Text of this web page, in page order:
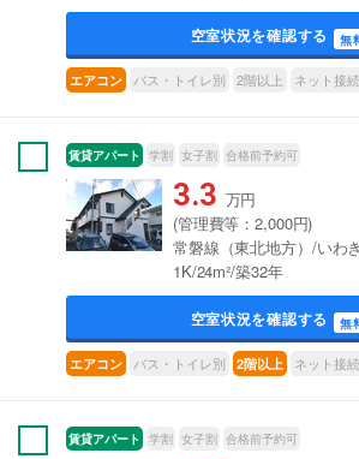
空室状況を確認する 無
エアコン バス・トイレ別 2階以上 ネット接
賃貸アパート 学割 女子割 合格前予約可
3.3 万円
(管理費等：2,000円)
常磐線（東北地方）/いわ
1K/24m²/築32年
空室状況を確認する 無
エアコン バス・トイレ別 2階以上 ネット接
賃貸アパート 学割 女子割 合格前予約可